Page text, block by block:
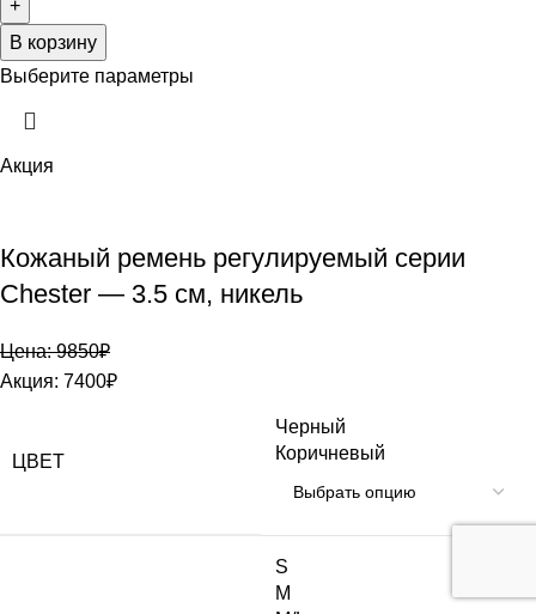
В корзину
Выберите параметры
Акция
Кожаный ремень регулируемый серии
Chester — 3.5 см, никель
Цена:9850₽
Акция: 7400₽
ЦВЕТ
Черный
Коричневый
S
M